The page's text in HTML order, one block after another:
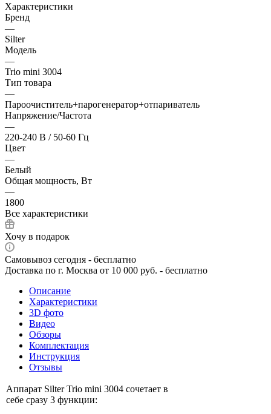
Характеристики
Бренд
—
Silter
Модель
—
Trio mini 3004
Тип товара
—
Пароочиститель+парогенератор+отпариватель
Напряжение/Частота
—
220-240 В / 50-60 Гц
Цвет
—
Белый
Общая мощность, Вт
—
1800
Все характеристики
Хочу в подарок
Самовывоз сегодня - бесплатно
Доставка по г. Москва от 10 000 руб. - бесплатно
Описание
Характеристики
3D фото
Видео
Обзоры
Комплектация
Инструкция
Отзывы
Аппарат Silter Trio mini 3004 сочетает в
себе сразу 3 функции: